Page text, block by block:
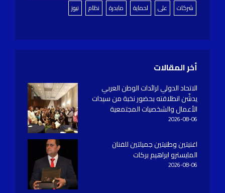
شركات
على لحماية مابدرة نظام نيوز
أخر المقالات
الاتحاد الدولي لرائدات الوطن العربي
يدشّن انطلاقته بحضور نخبة من سيدات
الأعمال والشخصيات المجتمعية
2026-08-06
اغنيتين وطنيتين جميلتين للفنان
المايسترو ابراهيم بركات
2026-08-06